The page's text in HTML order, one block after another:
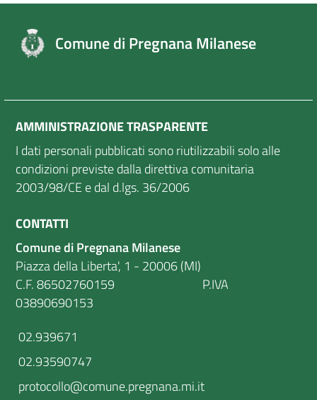
Comune di Pregnana Milanese
AMMINISTRAZIONE TRASPARENTE
I dati personali pubblicati sono riutilizzabili solo alle
condizioni previste dalla direttiva comunitaria
2003/98/CE e dal d.lgs. 36/2006
CONTATTI
Comune di Pregnana Milanese
Piazza della Liberta', 1 - 20006 (MI)
C.F. 86502760159 P.IVA
03890690153
02.939671
02.93590747
protocollo@comune.pregnana.mi.it